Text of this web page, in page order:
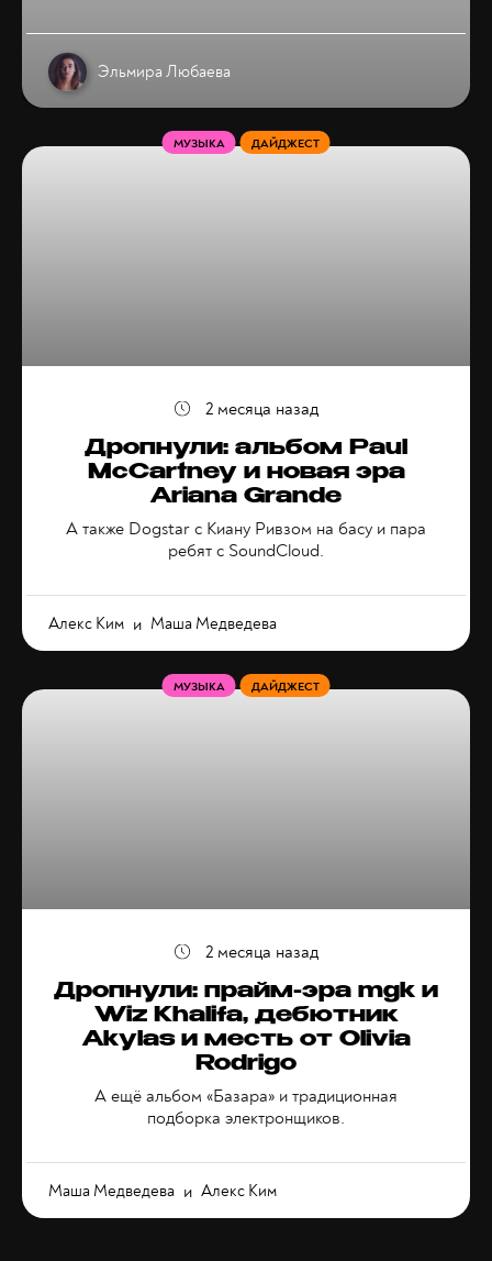
Эльмира Любаева
Дропнули: альбом Paul
McCartney и новая эра
Ariana Grande
А также Dogstar с Киану Ривзом на басу и пара
ребят с SoundCloud.
МУЗЫКА ДАЙДЖЕСТ
Алекс Ким и Маша Медведева
2 месяца назад
Дропнули: прайм-эра mgk и
Wiz Khalifa, дебютник
Akylas и месть от Olivia
Rodrigo
А ещё альбом «Базара» и традиционная
подборка электронщиков.
МУЗЫКА ДАЙДЖЕСТ
Маша Медведева и Алекс Ким
2 месяца назад